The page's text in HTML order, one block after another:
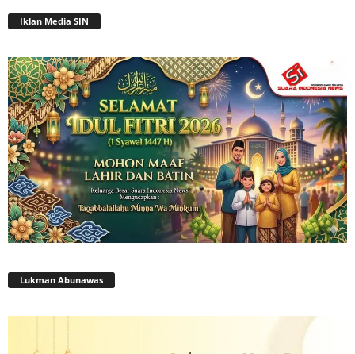
Iklan Media SIN
Lukman Abunawas